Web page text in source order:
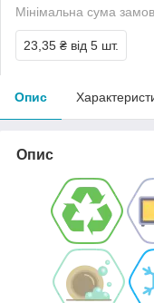
Мінімальна сума
23,35 ₴ від 5 шт.
Опис
Опис